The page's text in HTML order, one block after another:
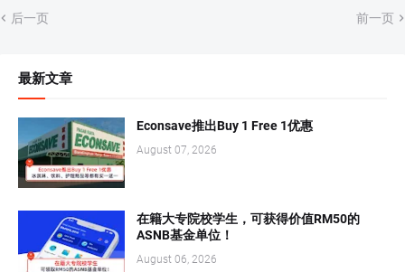
后一页 前一页
最新文章
Econsave推出Buy 1 Free 1优惠
August 07, 2026
在籍大专院校学生，可获得价值RM50的
ASNB基金单位！
August 06, 2026